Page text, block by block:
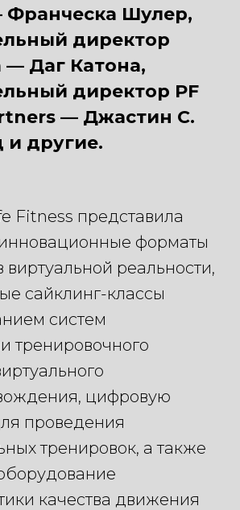
Франческа Шулер,
директор
— Даг Катона,
директор PF
— Джастин С.
другие.
Fitness представила
форматы
виртуальной реальности,
сайклинг-классы
систем
тренировочного
цифровую
проведения
тренировок, а также
качества движения